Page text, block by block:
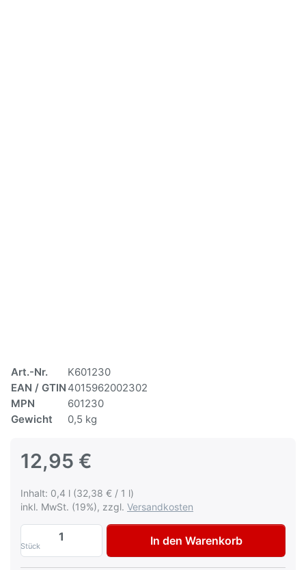
Art.-Nr.
K601230
EAN / GTIN 4015962002302
MPN
601230
Gewicht
0,5 kg
12,95 €
Inhalt: 0,4 l (32,38 € / 1 l)
inkl. MwSt. (19%), zzgl. Versandkosten
Stück
Multona Autolack für Alfa Romeo 805B
In den Warenkorb